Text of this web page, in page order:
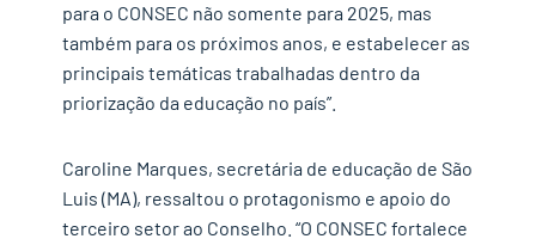
para o CONSEC não somente para 2025, mas
também para os próximos anos, e estabelecer as
principais temáticas trabalhadas dentro da
priorização da educação no país”.
Caroline Marques, secretária de educação de São
Luis (MA), ressaltou o protagonismo e apoio do
terceiro setor ao Conselho. “O CONSEC fortalece